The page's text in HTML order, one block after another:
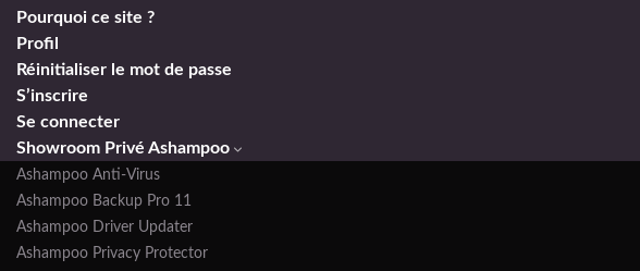
Pourquoi ce site ?
Profil
Réinitialiser le mot de passe
S’inscrire
Se connecter
Showroom Privé Ashampoo
Ashampoo Anti-Virus
Ashampoo Backup Pro 11
Ashampoo Driver Updater
Ashampoo Privacy Protector